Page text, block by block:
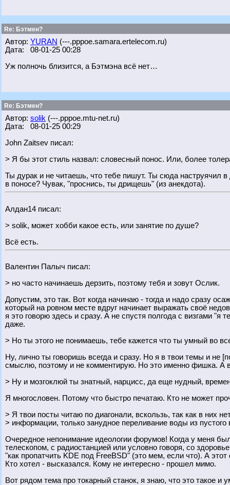
Re: Бэтмен?
Автор: YURAN (---.pppoe.samara.ertelecom.ru)
Дата: 08-01-25 00:28
Уж полночь близится, а Бэтмэна всё нет…
Re: Бэтмен?
Автор: solik (---.pppoe.mtu-net.ru)
Дата: 08-01-25 00:29
John Zaitsev писал:
> Я бы этот стиль назвал: словесный понос. Или, более
Ты дурак и не читаешь, что тебе пишут. Ты сюда наструячил
в поносе? Чувак, "проснись, ты дрищешь" (из анекдота).
Алдан14 писал:
> solik, может хобби какое есть, или занятие по душе?
Всё есть.
Валентин Палыч писал:
> но часто начинаешь дерзить, поэтому тебя и зовут Ослик.
Допустим, это так. Вот когда начинаю - тогда и надо сразу
который на ровном месте вдруг начинает выражать своё
я это говорю здесь и сразу. А не спустя полгода с визгами
даже.
> Но ты этого не понимаешь, тебе кажется что ты умный во
Ну, лично ты говоришь всегда и сразу. Но я в твои темы и не
смыслю, поэтому и не комментирую. Но это именно фишка. А
> Ну и мозгоклюй ты знатный, нарцисс, да еще нудный,
Я многословен. Потому что быстро печатаю. Кто не может
> Я твои посты читаю по диагонали, вскользь, так как в них
> информации, только занудное переливание воды из пустого
Очередное непонимание идеологии форумов! Когда у меня
телескопом, с радиостанцией или условно говоря, со
"как пропатчить KDE под FreeBSD" (это мем, если что). А
Кто хотел - высказался. Кому не интересно - прошел мимо.
Вот рядом тема про токарный станок, я знаю, что это такое